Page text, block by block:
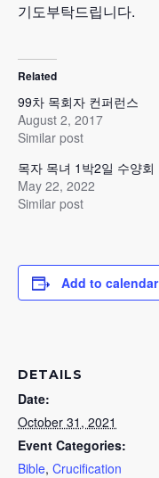
기도부탁드립니다.
Related
99차 목회자 컨퍼런스
August 2, 2017
Similar post
목자 목녀 1박2일 수양회
May 22, 2022
Similar post
Add to calendar
DETAILS
Date:
October 31, 2021
Event Categories:
Bible, Crucification